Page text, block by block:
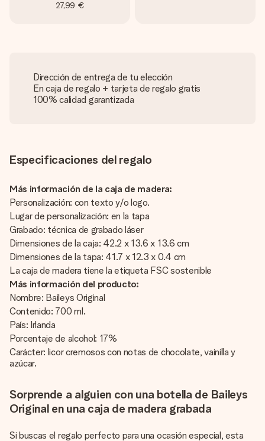
27,99 €
Dirección de entrega de tu elección
En caja de regalo + tarjeta de regalo gratis
100% calidad garantizada
Especificaciones del regalo
Más información de la caja de madera:
Personalización: con texto y/o logo.
Lugar de personalización: en la tapa
Grabado: técnica de grabado láser
Dimensiones de la caja: 42.2 x 13.6 x 13.6 cm
Dimensiones de la tapa: 41.7 x 12.3 x 0.4 cm
La caja de madera tiene la etiqueta FSC sostenible
Más información del producto:
Nombre: Baileys Original
Contenido: 700 ml.
País: Irlanda
Porcentaje de alcohol: 17%
Carácter: licor cremosos con notas de chocolate, vainilla y
azúcar.
Sorprende a alguien con una botella de Baileys
Original en una caja de madera grabada
Si buscas el regalo perfecto para una ocasión especial, esta